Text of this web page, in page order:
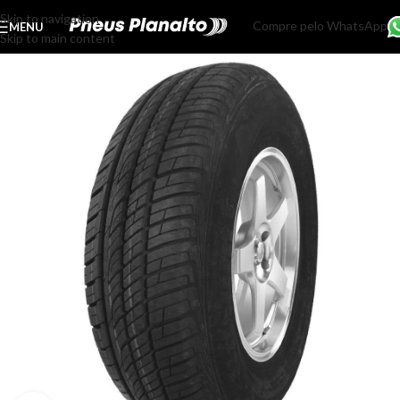
Skip to navigation
Skip to main content
MENU Compre pelo WhatsApp